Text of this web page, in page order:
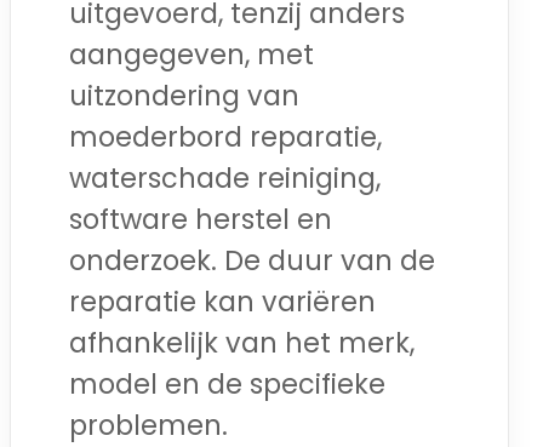
uitgevoerd, tenzij anders
aangegeven, met
uitzondering van
moederbord reparatie,
waterschade reiniging,
software herstel en
onderzoek. De duur van de
reparatie kan variëren
afhankelijk van het merk,
model en de specifieke
problemen.